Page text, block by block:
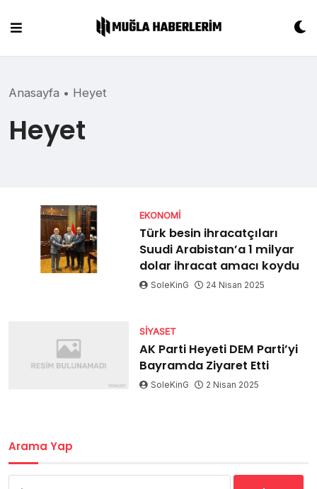
content
Anasayfa • Heyet
Heyet
EKONOMI
Türk besin ihracatçıları
Suudi Arabistan’a 1 milyar
dolar ihracat amacı koydu
SoleKinG 24 Nisan 2025
SIYASET
AK Parti Heyeti DEM Parti’yi
Bayramda Ziyaret Etti
SoleKinG 2 Nisan 2025
Arama Yap